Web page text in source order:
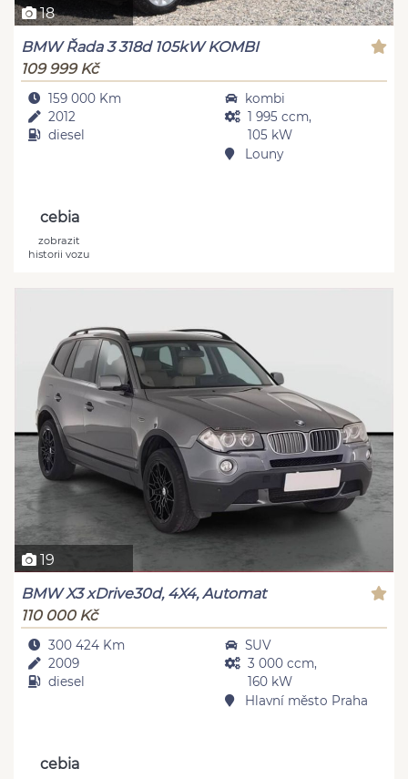
18
BMW Řada 3 318d 105kW KOMBI
109 999 Kč
159 000 Km
2012
diesel
kombi
1 995 ccm,
105 kW
Louny
cebia
zobrazit
historii vozu
19
BMW X3 xDrive30d, 4X4, Automat
110 000 Kč
300 424 Km
2009
diesel
SUV
3 000 ccm,
160 kW
Hlavní město Praha
cebia